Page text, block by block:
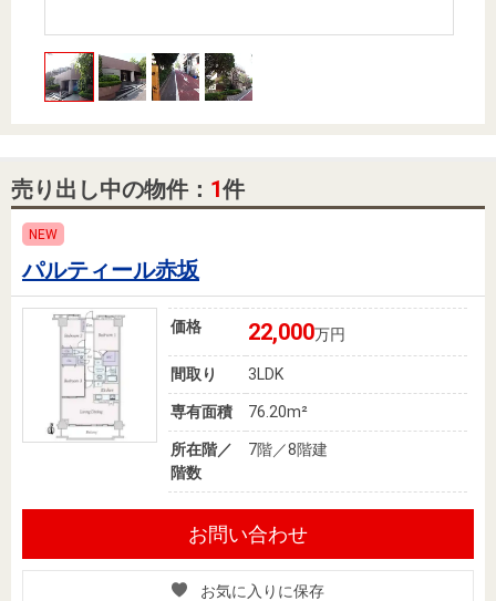
ック）
売り出し中の物件： 1件
NEW
パルティール赤坂
価格 22,000万円
間取り 3LDK
専有面積 76.20m²
所在階／
階数
7階／8階建
お問い合わせ
お気に入りに保存